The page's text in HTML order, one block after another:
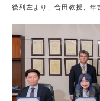
後列左より、合田教授、年